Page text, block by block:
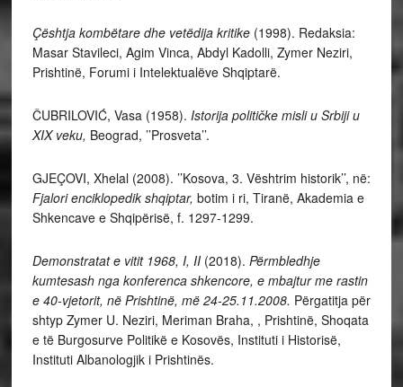
Çështja kombëtare dhe vetëdija kritike(1998). Redaksia:
Masar Stavileci, Agim Vinca, Abdyl Kadolli, Zymer Neziri,
Prishtinë, Forumi i Intelektualëve Shqiptarë.
ČUBRILOVIĆ, Vasa (1958). Istorija političke misli u Srbiji u
XIX veku, Beograd, ’’Prosveta’’.
GJEÇOVI, Xhelal (2008). ’’Kosova, 3. Vështrim historik’’, në:
Fjalori enciklopedik shqiptar, botim i ri, Tiranë, Akademia e
Shkencave e Shqipërisë, f. 1297-1299.
Demonstratat e vitit 1968, I, II (2018). Përmbledhje
kumtesash nga konferenca shkencore, e mbajtur me rastin
e 40-vjetorit, në Prishtinë, më 24-25.11.2008. Përgatitja për
shtyp Zymer U. Neziri, Meriman Braha, , Prishtinë, Shoqata
e të Burgosurve Politikë e Kosovës, Instituti i Historisë,
Instituti Albanologjik i Prishtinës.